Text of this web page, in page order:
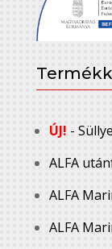
ÚJ! -
ALFA
ALFA
ALFA